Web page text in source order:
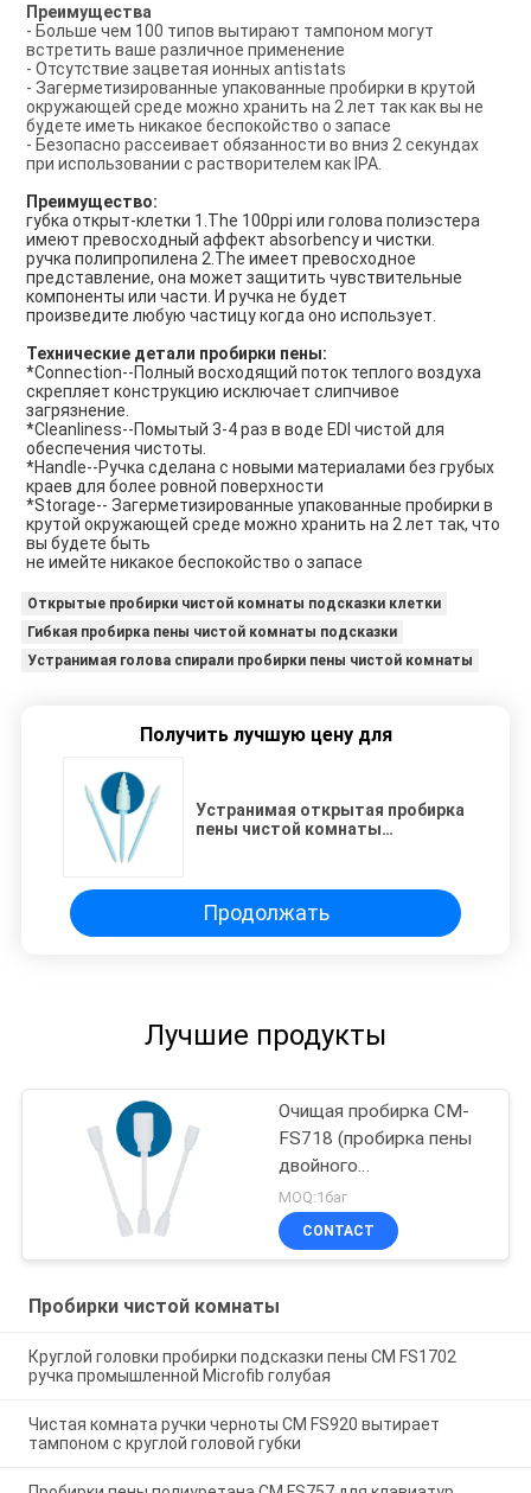
Преимущества
- Больше чем 100 типов вытирают тампоном могут
встретить ваше различное применение
- Отсутствие зацветая ионных antistats
- Загерметизированные упакованные пробирки в крутой
окружающей среде можно хранить на 2 лет так как вы не
будете иметь никакое беспокойство о запасе
- Безопасно рассеивает обязанности во вниз 2 секундах
при использовании с растворителем как IPA.
Преимущество:
губка открыт-клетки 1.The 100ppi или голова полиэстера
имеют превосходный аффект absorbency и чистки.
ручка полипропилена 2.The имеет превосходное
представление, она может защитить чувствительные
компоненты или части. И ручка не будет
произведите любую частицу когда оно использует.
Технические детали пробирки пены:
*Connection--Полный восходящий поток теплого воздуха
скрепляет конструкцию исключает слипчивое
загрязнение.
*Cleanliness--Помытый 3-4 раз в воде EDI чистой для
обеспечения чистоты.
*Handle--Ручка сделана с новыми материалами без грубых
краев для более ровной поверхности
*Storage-- Загерметизированные упакованные пробирки в
крутой окружающей среде можно хранить на 2 лет так, что
вы будете быть
не имейте никакое беспокойство о запасе
Открытые пробирки чистой комнаты подсказки клетки
Гибкая пробирка пены чистой комнаты подсказки
Устранимая голова спирали пробирки пены чистой комнаты
Получить лучшую цену для
Устранимая открытая пробирка
пены чистой комнаты
остроконечную спиральную
голову
Продолжать
Лучшие продукты
Очищая пробирка CM-
FS718 (пробирка пены
двойного
прямоугольника
главная)
MOQ:1баг
CONTACT
Пробирки чистой комнаты
Круглой головки пробирки подсказки пены СМ FS1702
ручка промышленной Microfib голубая
Чистая комната ручки черноты СМ FS920 вытирает
тампоном с круглой головой губки